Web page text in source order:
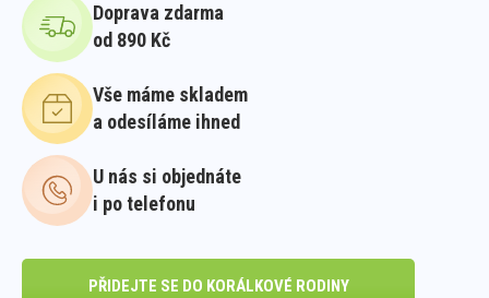
Doprava zdarma
od 890 Kč
Vše máme skladem
a odesíláme ihned
U nás si objednáte
i po telefonu
PŘIDEJTE SE DO KORÁLKOVÉ RODINY